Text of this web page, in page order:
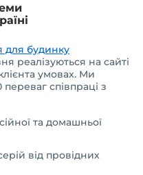
для будинку
реалізуються на сайті
умовах. Ми
співпраці з
та домашньої
від провідних